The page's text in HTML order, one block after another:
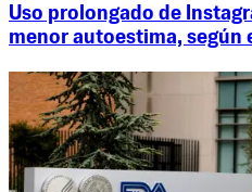
Uso prolongado de
menor autoestima, según